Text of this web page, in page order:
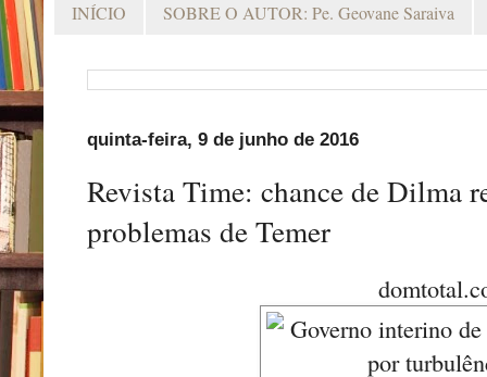
INÍCIO SOBRE O AUTOR: Pe. Geovane Saraiva
quinta-feira, 9 de junho de 2016
Revista Time: chance de Dilma
problemas de Temer